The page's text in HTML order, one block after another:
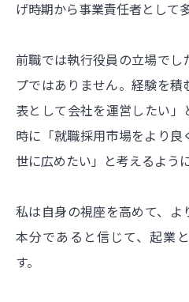
げ時期から事業責任者として
前職では執行役員の立場でし
プではありません。経験を
表として会社を運営したい
時に「就職採用市場をより良
世に広めたい」と考えるよう
私は自身の視座を高めて、
本分であると信じて、起業
す。